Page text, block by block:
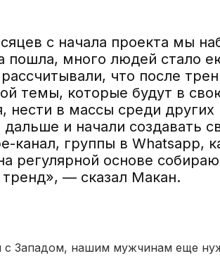
с начала проекта мы
пошла, много людей стало
что после
темы, которые будут в
нести в массы среди
и начали создавать
канал, группы в Whatsapp,
регулярной основе
— сказал Макан.
Западом, нашим мужчинам еще